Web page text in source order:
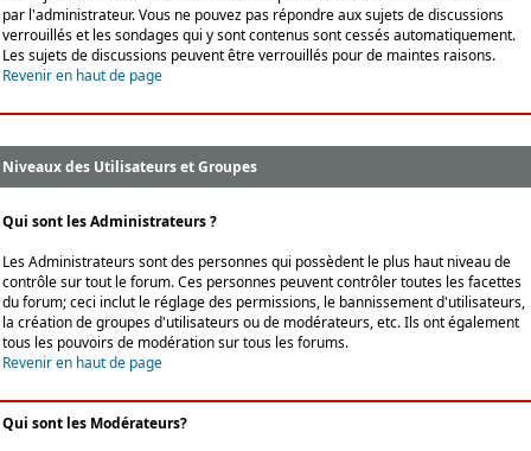
par l'administrateur. Vous ne pouvez pas répondre aux sujets de discussions
verrouillés et les sondages qui y sont contenus sont cessés automatiquement.
Les sujets de discussions peuvent être verrouillés pour de maintes raisons.
Revenir en haut de page
Niveaux des Utilisateurs et Groupes
Qui sont les Administrateurs ?
Les Administrateurs sont des personnes qui possèdent le plus haut niveau de
contrôle sur tout le forum. Ces personnes peuvent contrôler toutes les facettes
du forum; ceci inclut le réglage des permissions, le bannissement d'utilisateurs,
la création de groupes d'utilisateurs ou de modérateurs, etc. Ils ont également
tous les pouvoirs de modération sur tous les forums.
Revenir en haut de page
Qui sont les Modérateurs?